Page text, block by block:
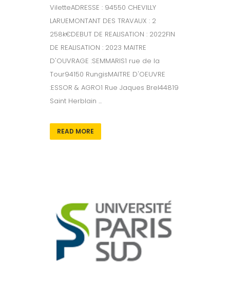
ViletteADRESSE : 94550 CHEVILLY
LARUEMONTANT DES TRAVAUX : 2
258k€DEBUT DE REALISATION : 2022FIN
DE REALISATION : 2023 MAITRE
D'OUVRAGE :SEMMARIS1 rue de la
Tour94150 RungisMAITRE D'OEUVRE
:ESSOR & AGRO1 Rue Jaques Brel44819
Saint Herblain ...
READ MORE